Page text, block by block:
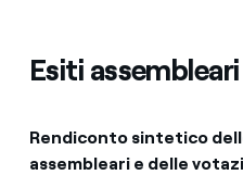
Esiti assembleari
Rendiconto sintetico
assembleari e delle